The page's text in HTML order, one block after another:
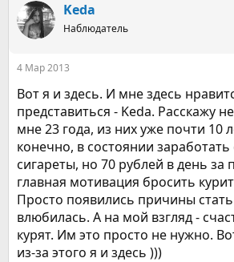
е
а
ч
а
Keda
Наблюдатель
4 Мар 2013
Вот я и здесь. И мне здесь
представиться - Keda. Расскажу
мне 23 года, из них уже почти 10
конечно, в состоянии заработать
сигареты, но 70 рублей в день за
главная мотивация бросить
Просто появились причины
влюбилась. А на мой взгляд -
курят. Им это просто не нужно.
из-за этого я и здесь )))